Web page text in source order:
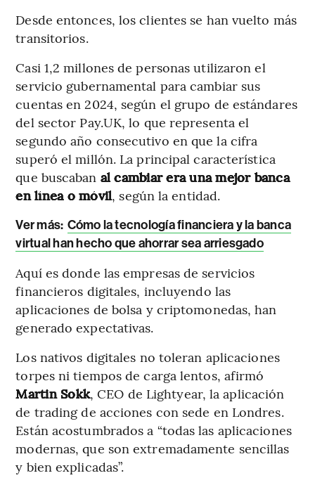
Desde entonces, los clientes se han vuelto más
transitorios.
Casi 1,2 millones de personas utilizaron el
servicio gubernamental para cambiar sus
cuentas en 2024, según el grupo de estándares
del sector Pay.UK, lo que representa el
segundo año consecutivo en que la cifra
superó el millón. La principal característica
que buscaban al cambiar era una mejor banca
en línea o móvil, según la entidad.
Ver más: Cómo la tecnología financiera y la banca
virtual han hecho que ahorrar sea arriesgado
Aquí es donde las empresas de servicios
financieros digitales, incluyendo las
aplicaciones de bolsa y criptomonedas, han
generado expectativas.
Los nativos digitales no toleran aplicaciones
torpes ni tiempos de carga lentos, afirmó
Martin Sokk, CEO de Lightyear, la aplicación
de trading de acciones con sede en Londres.
Están acostumbrados a “todas las aplicaciones
modernas, que son extremadamente sencillas
y bien explicadas”.